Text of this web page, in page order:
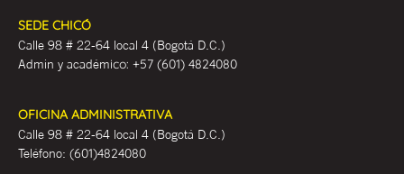
SEDE CHICÓ
Calle 98 # 22-64 local 4 (Bogotá D.C.)
Admin y académico: +57 (601) 4824080
OFICINA ADMINISTRATIVA
Calle 98 # 22-64 local 4 (Bogotá D.C.)
Teléfono: (601)4824080